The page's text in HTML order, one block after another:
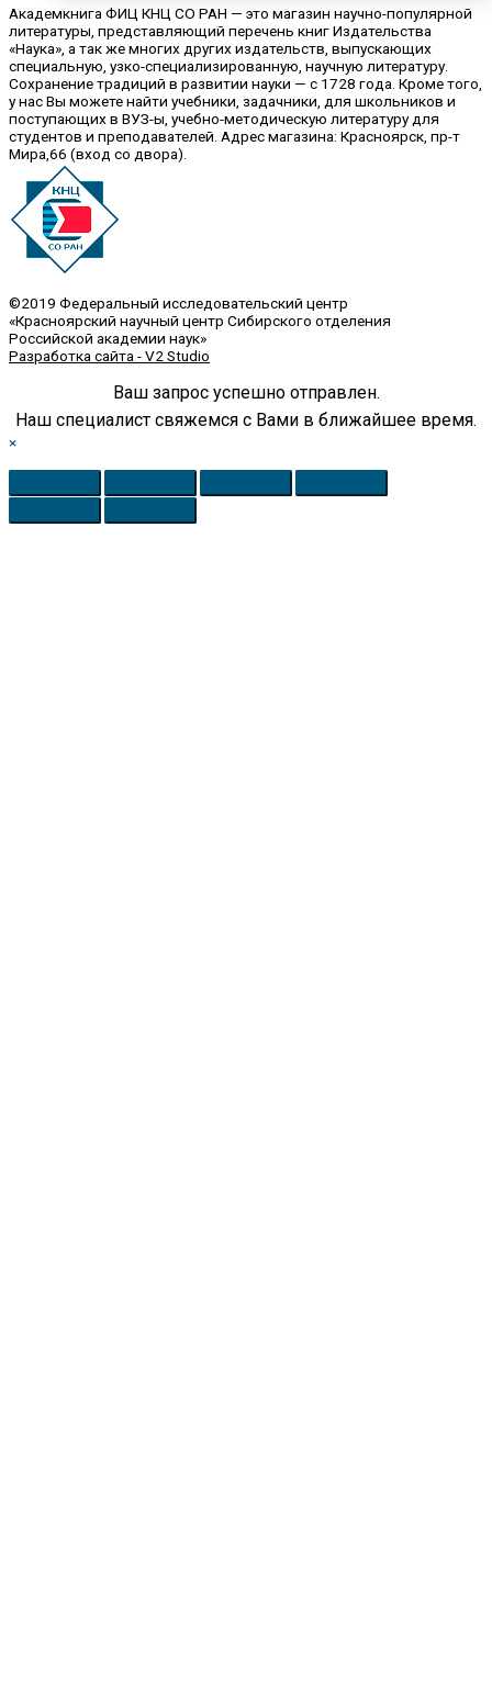
Академкнига ФИЦ КНЦ СО РАН — это магазин научно-популярной
литературы, представляющий перечень книг Издательства
«Наука», а так же многих других издательств, выпускающих
специальную, узко-специализированную, научную литературу.
Сохранение традиций в развитии науки — с 1728 года. Кроме того,
у нас Вы можете найти учебники, задачники, для школьников и
поступающих в ВУЗ-ы, учебно-методическую литературу для
студентов и преподавателей. Адрес магазина: Красноярск, пр-т
Мира,66 (вход со двора).
©2019 Федеральный исследовательский центр
«Красноярский научный центр Сибирского отделения
Российской академии наук»
Разработка сайта - V2 Studio
Ваш запрос успешно отправлен.
Наш специалист свяжемся с Вами в ближайшее время.
×